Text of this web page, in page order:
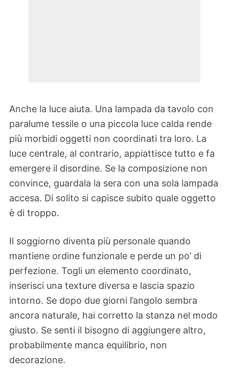
Anche la luce aiuta. Una lampada da tavolo con
paralume tessile o una piccola luce calda rende
più morbidi oggetti non coordinati tra loro. La
luce centrale, al contrario, appiattisce tutto e fa
emergere il disordine. Se la composizione non
convince, guardala la sera con una sola lampada
accesa. Di solito si capisce subito quale oggetto
è di troppo.
Il soggiorno diventa più personale quando
mantiene ordine funzionale e perde un po’ di
perfezione. Togli un elemento coordinato,
inserisci una texture diversa e lascia spazio
intorno. Se dopo due giorni l’angolo sembra
ancora naturale, hai corretto la stanza nel modo
giusto. Se senti il bisogno di aggiungere altro,
probabilmente manca equilibrio, non
decorazione.